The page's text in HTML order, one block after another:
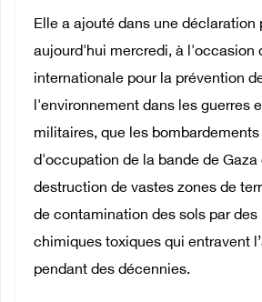
Elle a ajouté dans une déclaration
aujourd'hui mercredi, à l'occasion
internationale pour la prévention
l'environnement dans les guerres
militaires, que les
d'occupation de la bande de Gaza
destruction de vastes zones de
de contamination des sols par des
chimiques toxiques qui entravent
pendant des décennies.